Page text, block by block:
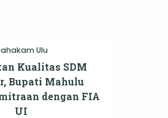
Ulu
Kualitas SDM
Bupati Mahulu
dengan FIA
UI